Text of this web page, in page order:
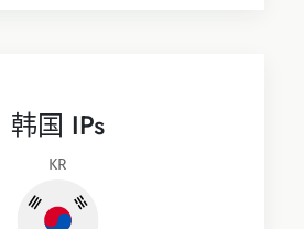
韩国 IPs
KR